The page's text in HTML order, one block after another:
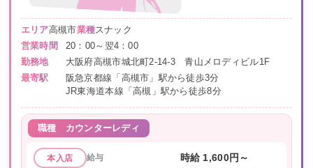
エリア高槻市業種スナック
営業時間
20：00～翌4：00
勤務地
大阪府高槻市城北町2-14-3 青山メロディビル1F
最寄駅
阪急京都線「高槻市」駅から徒歩3分
JR東海道本線「高槻」駅から徒歩8分
職種 カウンターレディ
本入店 給与 時給 1,600円～